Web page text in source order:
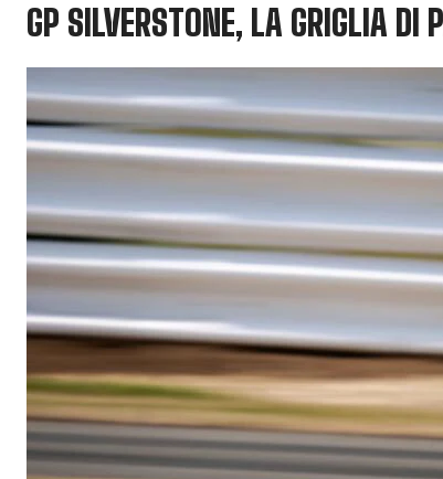
GP SILVERSTONE, LA GRIGLIA DI